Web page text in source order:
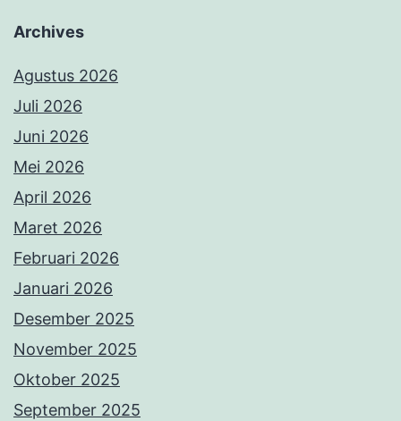
Archives
Agustus 2026
Juli 2026
Juni 2026
Mei 2026
April 2026
Maret 2026
Februari 2026
Januari 2026
Desember 2025
November 2025
Oktober 2025
September 2025